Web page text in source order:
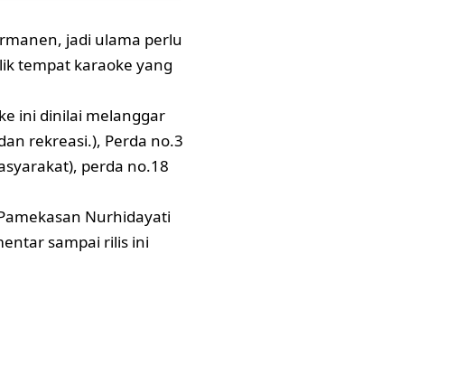
jadi ulama perlu
tempat karaoke yang
ini dinilai melanggar
rekreasi.), Perda no.3
perda no.18
Nurhidayati
sampai rilis ini